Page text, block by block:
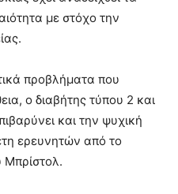
με στόχο την
προβλήματα που
ο διαβήτης τύπου 2 και
και την ψυχική
ερευνητών από το
Μπρίστολ.